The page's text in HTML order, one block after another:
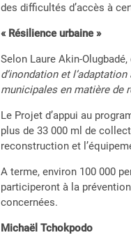
des difficultés d’accès à
« Résilience urbaine »
Selon Laure Akin-
d’inondation et l’adaptation
municipales en matière de
Le Projet d’appui au
plus de 33 000 ml de
reconstruction et
A terme, environ 100 000
participeront à la
concernées.
Michaël Tchokpodo